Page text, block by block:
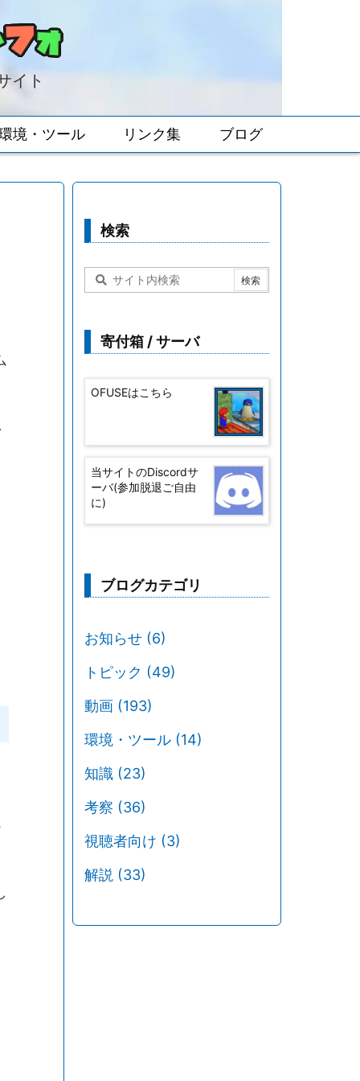
イト
境・ツール リンク集 ブログ
検索
寄付箱 / サーバ
OFUSEはこちら
当サイトのDiscordサ
ーバ(参加脱退ご自由
に)
ブログカテゴリ
お知らせ (6)
トピック (49)
動画 (193)
環境・ツール (14)
知識 (23)
考察 (36)
視聴者向け (3)
解説 (33)